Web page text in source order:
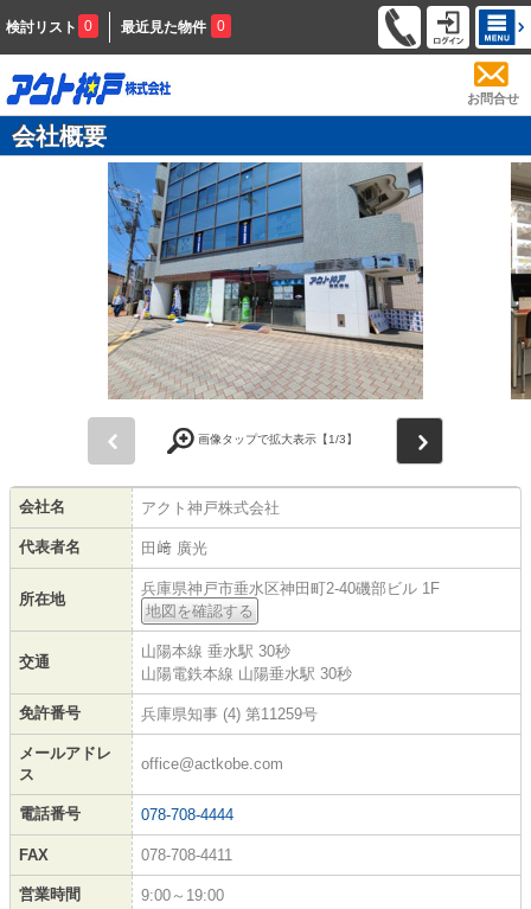
検討リスト 0 最近見た物件 0
お問合せ
会社概要
画像タップで拡大表示【1/3】
会社名 アクト神戸株式会社
代表者名 田﨑 廣光
所在地
兵庫県神戸市垂水区神田町2-40磯部ビル 1F
地図を確認する
交通
山陽本線 垂水駅 30秒
山陽電鉄本線 山陽垂水駅 30秒
免許番号 兵庫県知事 (4) 第11259号
メールアドレ
ス
office@actkobe.com
電話番号 078-708-4444
FAX 078-708-4411
営業時間 9:00～19:00